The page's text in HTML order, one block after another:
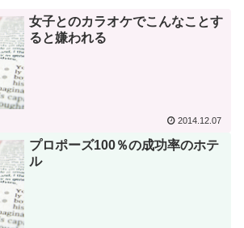
女子とのカラオケでこんなことす
ると嫌われる
2014.12.07
プロポーズ100％の成功率のホテ
ル